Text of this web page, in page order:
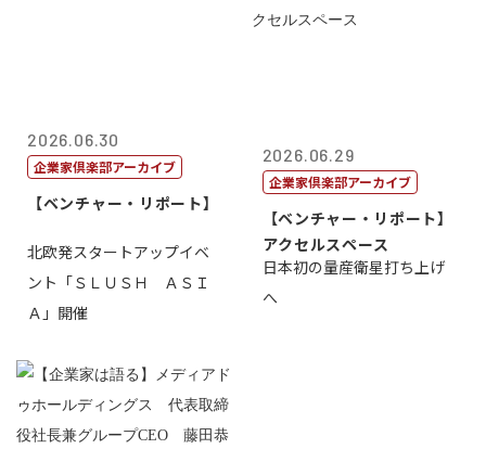
2026.06.30
企業家倶楽部アーカイブ
【ベンチャー・リポート】
北欧発スタートアップイベ
ント「ＳＬＵＳＨ ＡＳＩ
Ａ」開催
2026.06.29
企業家倶楽部アーカイブ
【ベンチャー・リポート】
アクセルスペース
日本初の量産衛星打ち上げ
へ